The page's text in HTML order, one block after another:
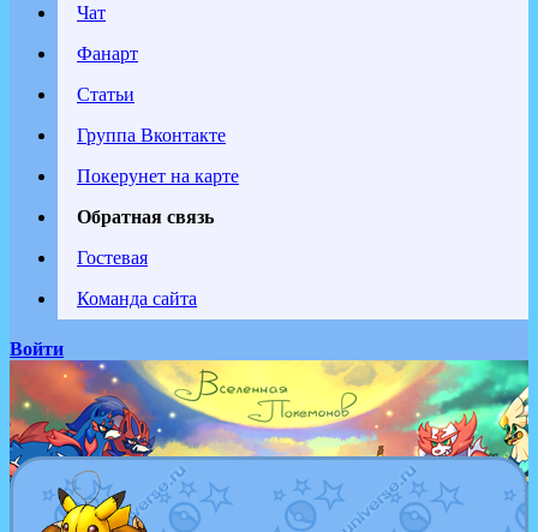
Чат
Фанарт
Статьи
Группа Вконтакте
Покерунет на карте
Обратная связь
Гостевая
Команда сайта
Войти